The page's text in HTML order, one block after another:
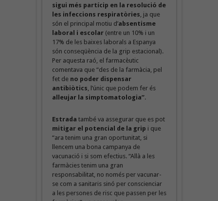
sigui més partícip en la resolució de
les infeccions respiratòries , ja que
són el principal motiu d’absentisme
laboral i escolar (entre un 10% i un
17% de les baixes laborals a Espanya
són conseqüència de la grip estacional).
Per aquesta raó, el farmacèutic
comentava que “des de la farmàcia, pel
fet de no poder dispensar
antibiòtics , l’únic que podem fer és
alleujar la simptomatologia”.
Estrada també va assegurar que es pot
mitigar el potencial de la grip i que
“ara tenim una gran oportunitat, si
llencem una bona campanya de
vacunació i si som efectius. “Allà a les
farmàcies tenim una gran
responsabilitat, no només per vacunar-
se com a sanitaris sinó per conscienciar
a les persones de risc que passen per les